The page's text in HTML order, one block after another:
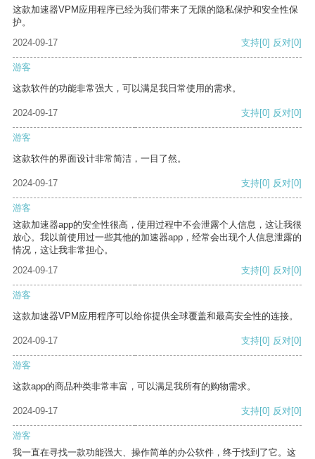
这款加速器VPM应用程序已经为我们带来了无限的隐私保护和安全性保
护。
2024-09-17
支持[0] 反对[0]
游客
这款软件的功能非常强大，可以满足我日常使用的需求。
2024-09-17 支持[0] 反对[0]
游客
这款软件的界面设计非常简洁，一目了然。
2024-09-17 支持[0] 反对[0]
游客
这款加速器app的安全性很高，使用过程中不会泄露个人信息，这让我很
放心。我以前使用过一些其他的加速器app，经常会出现个人信息泄露的
情况，这让我非常担心。
2024-09-17
支持[0] 反对[0]
游客
这款加速器VPM应用程序可以给你提供全球覆盖和最高安全性的连接。
2024-09-17 支持[0] 反对[0]
游客
这款app的商品种类非常丰富，可以满足我所有的购物需求。
2024-09-17 支持[0] 反对[0]
游客
我一直在寻找一款功能强大、操作简单的办公软件，终于找到了它。这